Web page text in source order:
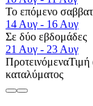
Το επόμενο
14 Αυγ - 16 Αυγ
Σε δύο εβδομάδες
21 Αυγ - 23 Αυγ
ΠροτεινόμεναΤιμή
καταλύματος